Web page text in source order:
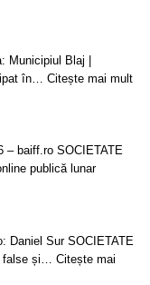
Municipiul Blaj |
în… Citește mai mult
– baiff.ro SOCIETATE
publică lunar
Daniel Sur SOCIETATE
false și… Citește mai